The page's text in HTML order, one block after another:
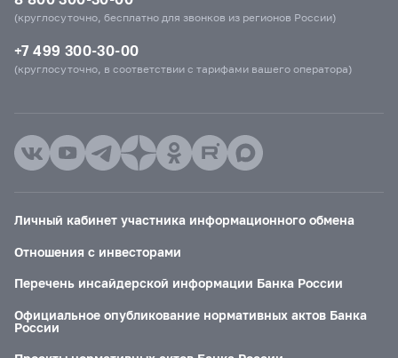
(круглосуточно, бесплатно для звонков из регионов России)
+7 499 300-30-00
(круглосуточно, в соответствии с тарифами вашего оператора)
Личный кабинет участника информационного обмена
Отношения с инвесторами
Перечень инсайдерской информации Банка России
Официальное опубликование нормативных актов Банка
России